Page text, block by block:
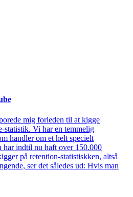
mig forleden til at kigge
statistik. Vi har en temmelig
handler om et helt specielt
indtil nu haft over 150.000
på retention-statistiskken, altså
ser det således ud: Hvis man